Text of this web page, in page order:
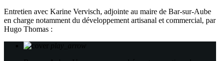
Entretien avec Karine Vervisch, adjointe au maire de Bar-sur-Aube
en charge notamment du développement artisanal et commercial, par
Hugo Thomas :
play_arrow